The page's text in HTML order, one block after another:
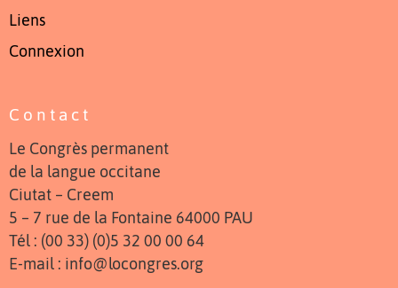
Liens
Connexion
Contact
Le Congrès permanent
de la langue occitane
Ciutat – Creem
5 – 7 rue de la Fontaine 64000 PAU
Tél : (00 33) (0)5 32 00 00 64
E-mail : info@locongres.org